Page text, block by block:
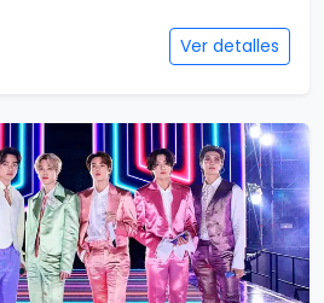
Ver detalles